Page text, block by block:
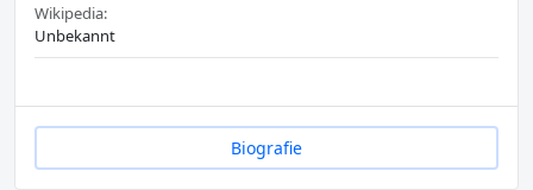
Wikipedia:
Unbekannt
Biografie